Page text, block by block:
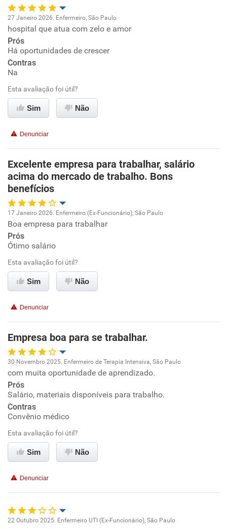
Oportunidade de promoção
Ambiente de trabalho
Benefícios
Recomenda esta empresa
Recomenda a diretoria
27 Janeiro 2026. Enfermeiro, São Paulo
hospital que atua com zelo e amor
Prós
Há oportunidades de crescer
Contras
Na
Esta avaliação foi útil?
Sim Não
Denunciar
Excelente empresa para trabalhar, salário
acima do mercado de trabalho. Bons
benefícios
Oportunidade de promoção
Ambiente de trabalho
Conciliação com a vida familiar
Recomenda a diretoria
17 Janeiro 2026. Enfermeiro (Ex-Funcionário), São Paulo
Boa empresa para trabalhar
Prós
Ótimo salário
Esta avaliação foi útil?
Sim Não
Denunciar
Empresa boa para se trabalhar.
Oportunidade de promoção
Ambiente de trabalho
Benefícios
Recomenda esta empresa
30 Novembro 2025. Enfermeiro de Terapia Intensiva, São Paulo
com muita oportunidade de aprendizado.
Prós
Salário, materiais disponíveis para trabalho.
Contras
Convênio médico
Esta avaliação foi útil?
Sim Não
Denunciar
22 Outubro 2025. Enfermeiro UTI (Ex-Funcionário), São Paulo